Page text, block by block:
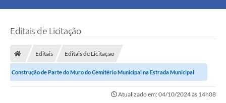
Editais de Licitação
Editais Editais de Licitação
Construção de Parte do Muro do Cemitério Municipal na Estrada Municipal
Atualizado em: 04/10/2024 às 14h08